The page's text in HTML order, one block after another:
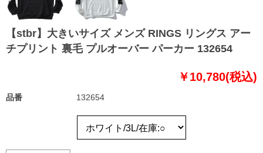
【stbr】大きいサイズ メンズ RINGS リングス アー
チプリント 裏毛 プルオーバー パーカー 132654
￥10,780(税込)
品番 132654